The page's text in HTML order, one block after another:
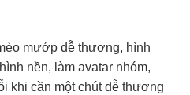
mướp dễ thương, hình
nền, làm avatar nhóm,
khi cần một chút dễ thương